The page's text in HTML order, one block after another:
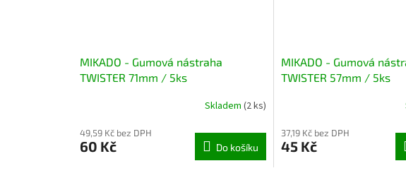
MIKADO - Gumová nástraha
TWISTER 71mm / 5ks
Skladem (2 ks)
49,59 Kč bez DPH
60 Kč Do košíku
MIKADO - Gumová
TWISTER 57mm / 5ks
37,19 Kč bez DPH
45 Kč